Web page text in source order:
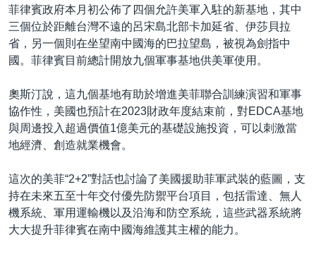
菲律賓政府本月初公佈了四個允許美軍入駐的新基地，其中
三個位於距離台灣不遠的呂宋島北部卡加延省、伊莎貝拉
省，另一個則在坐望南中國海的巴拉望島，被視為劍指中
國。菲律賓目前總計開放九個軍事基地供美軍使用。
奧斯汀說，這九個基地有助於增進美菲聯合訓練演習和軍事
協作性，美國也預計在2023財政年度結束前，對EDCA基地
與周邊投入超過價值1億美元的基礎設施投資，可以刺激當
地經濟、創造就業機會。
這次的美菲“2+2”對話也討論了美國援助菲軍武裝的藍圖，支
持在未來五至十年交付優先防禦平台項目，包括雷達、無人
機系統、軍用運輸機以及沿海和防空系統，這些武器系統將
大大提升菲律賓在南中國海維護其主權的能力。